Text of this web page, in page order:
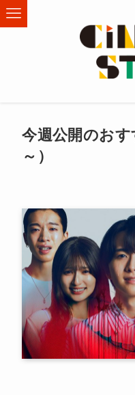
今週公開のお
～）